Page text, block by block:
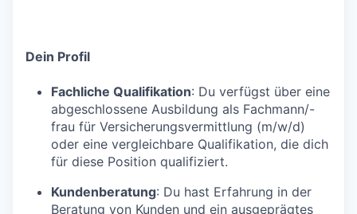
Dein Profil
Fachliche Qualifikation: Du verfügst über eine
abgeschlossene Ausbildung als Fachmann/-
frau für Versicherungsvermittlung (m/w/d)
oder eine vergleichbare Qualifikation, die dich
für diese Position qualifiziert.
Kundenberatung: Du hast Erfahrung in der
Beratung von Kunden und ein ausgeprägtes